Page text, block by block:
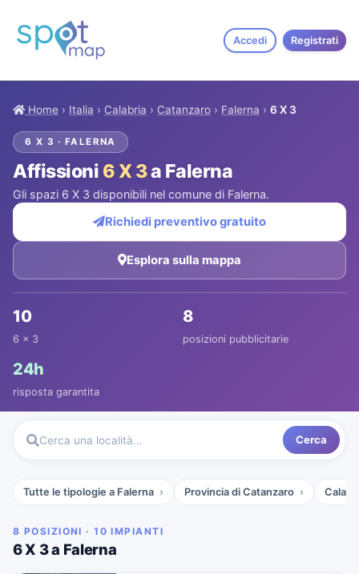
Accedi Registrati
Home › Italia › Calabria › Catanzaro › Falerna › 6 X 3
6 X 3 · FALERNA
Affissioni 6 X 3a Falerna
Gli spazi 6 X 3 disponibili nel comune di Falerna.
Richiedi preventivo gratuito
Esplora sulla mappa
10
6 x 3
8
posizioni pubblicitarie
24h
risposta garantita
Cerca una località… Cerca
Tutte le tipologie a Falerna Provincia di Catanzaro
8 POSIZIONI · 10 IMPIANTI
6 X 3 a Falerna